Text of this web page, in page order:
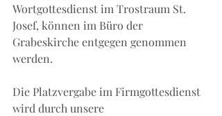
Wortgottesdienst im Trostraum St.
Josef, können im Büro der
Grabeskirche entgegen genommen
werden.
Die Platzvergabe im Firmgottesdienst
wird durch unsere